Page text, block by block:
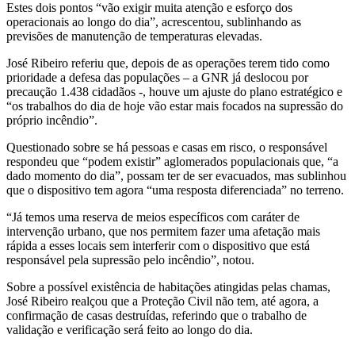
Estes dois pontos “vão exigir muita atenção e esforço dos
operacionais ao longo do dia”, acrescentou, sublinhando as
previsões de manutenção de temperaturas elevadas.
José Ribeiro referiu que, depois de as operações terem tido como
prioridade a defesa das populações – a GNR já deslocou por
precaução 1.438 cidadãos -, houve um ajuste do plano estratégico e
“os trabalhos do dia de hoje vão estar mais focados na supressão do
próprio incêndio”.
Questionado sobre se há pessoas e casas em risco, o responsável
respondeu que “podem existir” aglomerados populacionais que, “a
dado momento do dia”, possam ter de ser evacuados, mas sublinhou
que o dispositivo tem agora “uma resposta diferenciada” no terreno.
“Já temos uma reserva de meios específicos com caráter de
intervenção urbano, que nos permitem fazer uma afetação mais
rápida a esses locais sem interferir com o dispositivo que está
responsável pela supressão pelo incêndio”, notou.
Sobre a possível existência de habitações atingidas pelas chamas,
José Ribeiro realçou que a Proteção Civil não tem, até agora, a
confirmação de casas destruídas, referindo que o trabalho de
validação e verificação será feito ao longo do dia.